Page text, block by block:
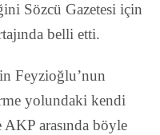
Sözcü Gazetesi için
belli etti.
Feyzioğlu’nun
yolundaki kendi
arasında böyle